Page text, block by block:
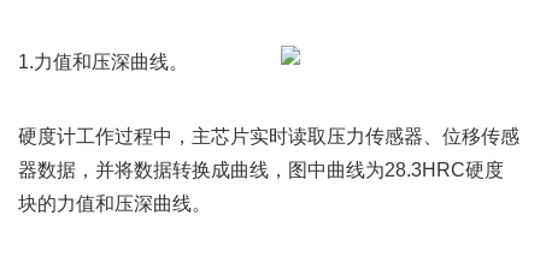
1.力值和压深曲线。
硬度计工作过程中，主芯片实时读取压力传感器、位移传感
器数据，并将数据转换成曲线，图中曲线为28.3HRC硬度
块的力值和压深曲线。